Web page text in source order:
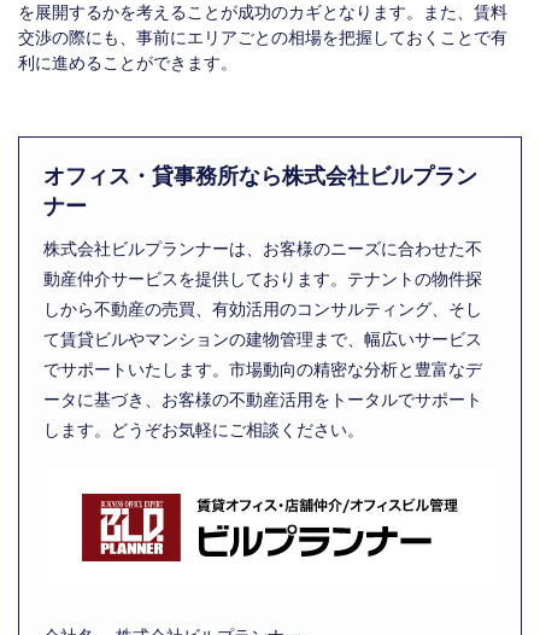
を展開するかを考えることが成功のカギとなります。また、賃料
交渉の際にも、事前にエリアごとの相場を把握しておくことで有
利に進めることができます。
オフィス・貸事務所なら株式会社ビルプラン
ナー
株式会社ビルプランナーは、お客様のニーズに合わせた不
動産仲介サービスを提供しております。テナントの物件探
しから不動産の売買、有効活用のコンサルティング、そし
て賃貸ビルやマンションの建物管理まで、幅広いサービス
でサポートいたします。市場動向の精密な分析と豊富なデ
ータに基づき、お客様の不動産活用をトータルでサポート
します。どうぞお気軽にご相談ください。